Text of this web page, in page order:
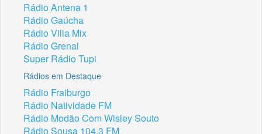
Rádio Antena 1
Rádio Gaúcha
Rádio Villa Mix
Rádio Grenal
Super Rádio Tupi
Rádios em Destaque
Rádio Fraiburgo
Rádio Natividade FM
Rádio Modão Com Wisley Souto
Rádio Sousa 104.3 FM